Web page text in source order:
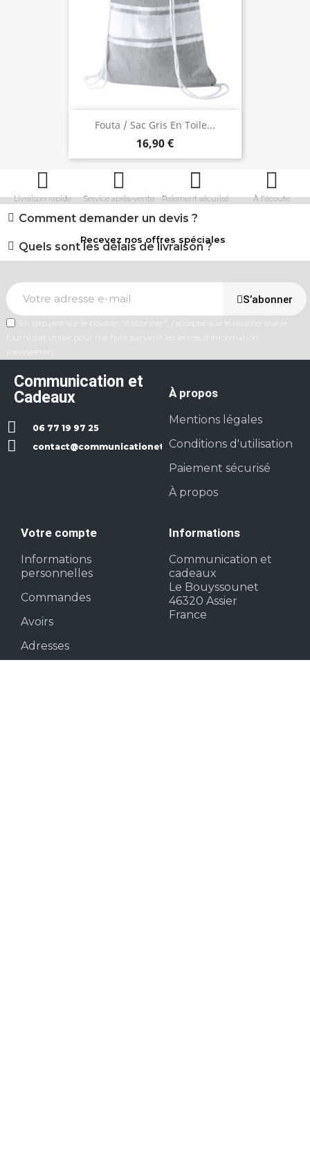
Fouta / Sac Gris En Toile...
16,90 €
Livraison rapide Service après-vente Paiement sécurisé À l'écoute
Comment demander un devis ?
Quels sont les délais de livraison ?
Recevez nos offres spéciales
S’abonner
Communication et
Cadeaux
06 77 19 97 25
contact@communicationetcadeaux.fr
À propos
Mentions légales
Conditions d'utilisation
Paiement sécurisé
À propos
Votre compte
Informations
personnelles
Commandes
Avoirs
Adresses
Informations
Communication et
cadeaux
Le Bouyssounet
46320 Assier
France